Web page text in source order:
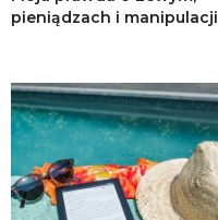
pieniądzach i manipulacji